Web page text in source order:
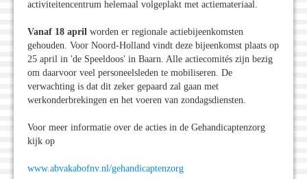
activiteitencentrum helemaal volgeplakt met actiemateriaal.
Vanaf 18 april worden er regionale actiebijeenkomsten
gehouden. Voor Noord-Holland vindt deze bijeenkomst plaats op
25 april in 'de Speeldoos' in Baarn. Alle actiecomités zijn bezig
om daarvoor veel personeelsleden te mobiliseren. De
verwachting is dat dit zeker gepaard zal gaan met
werkonderbrekingen en het voeren van zondagsdiensten.
Voor meer informatie over de acties in de Gehandicaptenzorg
kijk op
www.abvakabofnv.nl/gehandicaptenzorg